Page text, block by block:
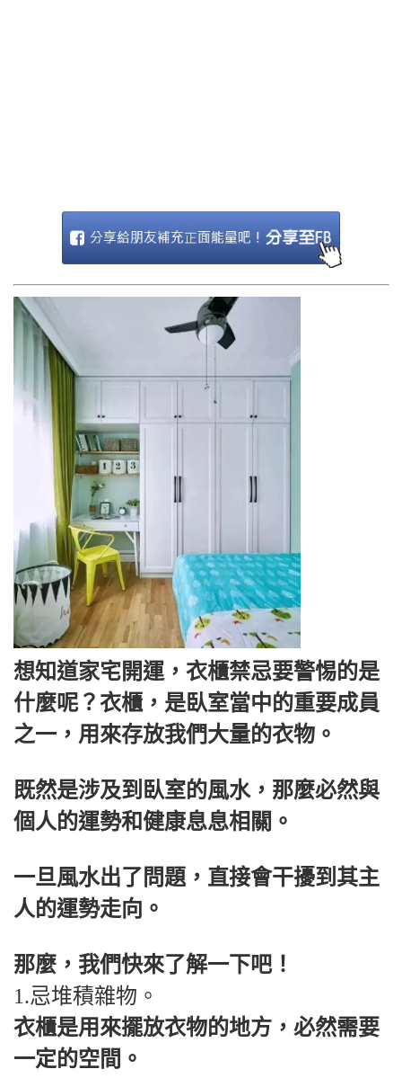
想知道家宅開運，衣櫃禁忌要警惕的是
什麼呢？衣櫃，是臥室當中的重要成員
之一，用來存放我們大量的衣物。
既然是涉及到臥室的風水，那麼必然與
個人的運勢和健康息息相關。
一旦風水出了問題，直接會干擾到其主
人的運勢走向。
那麼，我們快來了解一下吧！
1.忌堆積雜物。
衣櫃是用來擺放衣物的地方，必然需要
一定的空間。